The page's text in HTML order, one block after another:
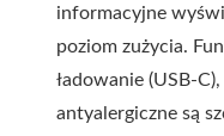
informacyjne
poziom zużycia.
ładowanie (USB-
antyalergiczne są